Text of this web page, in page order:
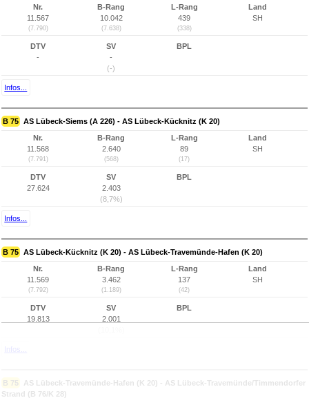
Nr.
11.567
(7.790)
B-Rang
10.042
(7.638)
L-Rang
439
(338)
Land
SH
DTV
-
SV
-
(-)
BPL
Infos...
B 75 AS Lübeck-Siems (A 226) - AS Lübeck-Kücknitz (K 20)
Nr.
11.568
(7.791)
B-Rang
2.640
(568)
L-Rang
89
(17)
Land
SH
DTV
27.624
SV
2.403
(8,7%)
BPL
Infos...
B 75 AS Lübeck-Kücknitz (K 20) - AS Lübeck-Travemünde-Hafen (K 20)
Nr.
11.569
(7.792)
B-Rang
3.462
(1.189)
L-Rang
137
(42)
Land
SH
DTV
19.813
SV
2.001
BPL
Infos...
B 75
AS Lübeck-Travemünde-Hafen (K 20) - AS Lübeck-Travemünde/Timmendorfer
Strand (B 76/K 28)